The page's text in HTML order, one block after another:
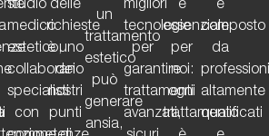
studio
medico
estetico,
collaborano
specialisti
con
delle
richieste
è uno
dei
nostri
punti
un
trattamento
estetico
può
generare
ansia,
migliori
tecnologie
per
garantire
trattamenti
avanzati,
è
essenziale
per
noi:
ogni
trattamento
è
composto
da
altamente
qualificati